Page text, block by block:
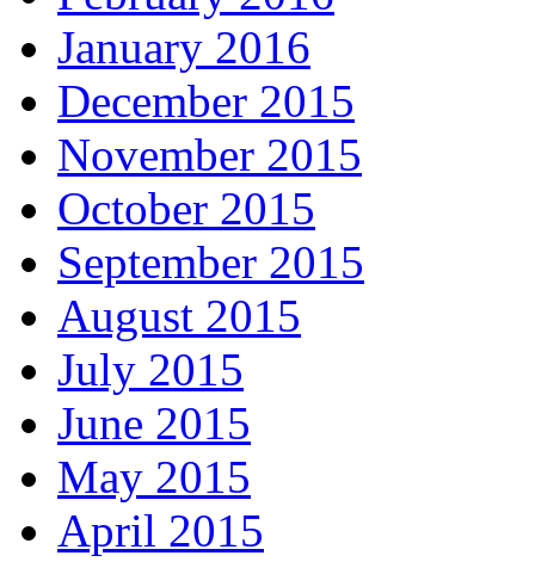
January 2016
December 2015
November 2015
October 2015
September 2015
August 2015
July 2015
June 2015
May 2015
April 2015